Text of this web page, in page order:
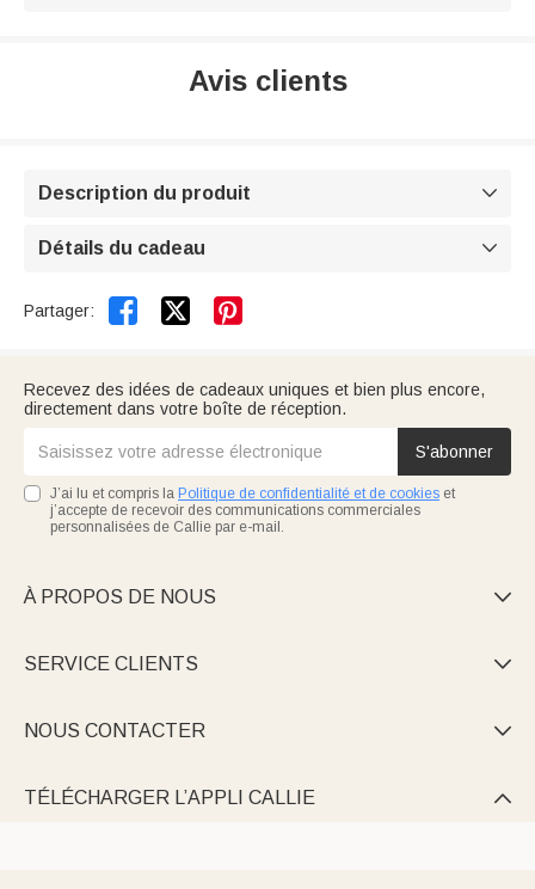
Avis clients
Description du produit 
Détails du cadeau 
Partager:  
Recevez des idées de cadeaux uniques et bien plus encore,
directement dans votre boîte de réception.
S'abonner
J’ai lu et compris la Politique de confidentialité et de cookies et
j’accepte de recevoir des communications commerciales
personnalisées de Callie par e-mail.
À PROPOS DE NOUS 
SERVICE CLIENTS 
NOUS CONTACTER 
TÉLÉCHARGER L’APPLI CALLIE 